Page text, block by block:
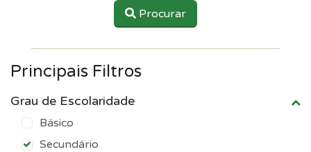
Procurar
Principais Filtros
Grau de Escolaridade
Básico
Secundário